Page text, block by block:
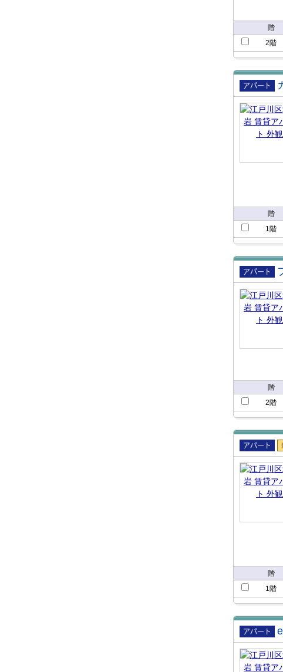
階
2階
賃貸アパ
ート
階
1階
賃貸アパ
ート
階
2階
賃貸アパ
ート
階
1階
賃貸アパ
ート